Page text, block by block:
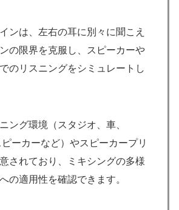
ンは、左右の耳に別々に聞こえ
の限界を克服し、スピーカーや
のリスニングをシミュレートし
ング環境（スタジオ、車、
ーカーなど）やスピーカープリ
されており、ミキシングの多様
の適用性を確認できます。